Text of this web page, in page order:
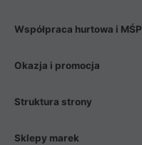
Współpraca hurtowa i MŚP
Okazja i promocja
Struktura strony
Sklepy marek